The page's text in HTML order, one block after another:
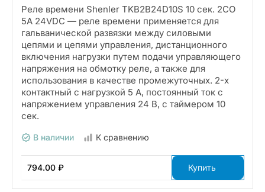
Реле времени Shenler TKB2B24D10S 10 сек. 2CO
5A 24VDC — реле времени применяется для
гальванической развязки между силовыми
цепями и цепями управления, дистанционного
включения нагрузки путем подачи управляющего
напряжения на обмотку реле, а также для
использования в качестве промежуточных. 2-х
контактный с нагрузкой 5 А, постоянный ток с
напряжением управления 24 В, с таймером 10
сек.
В наличии К сравнению
794.00 ₽ Купить